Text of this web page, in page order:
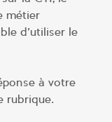
métier
d’utiliser le
à votre
rubrique.